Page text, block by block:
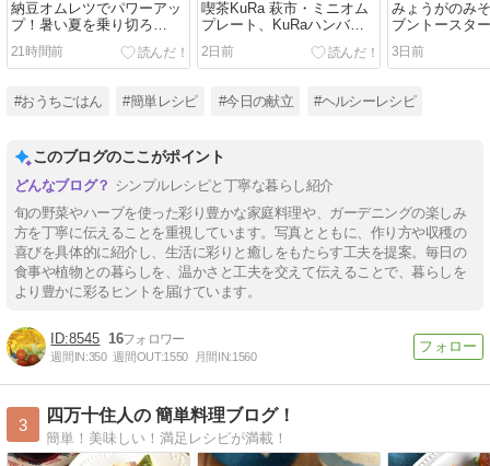
納豆オムレツでパワーアッ
プ！暑い夏を乗り切ろ
う！！
21時間前
喫茶KuRa 萩市・ミニオム
プレート、KuRaハンバー
グ、トースト。
2日前
みょうがのみ
ブントースタ
ドメニュー！
3日前
#おうちごはん #簡単レシピ #今日の献立 #ヘルシーレシピ
このブログのここがポイント
シンプルレシピと丁寧な暮らし紹介
旬の野菜やハーブを使った彩り豊かな家庭料理や、ガーデニングの楽しみ
方を丁寧に伝えることを重視しています。写真とともに、作り方や収穫の
喜びを具体的に紹介し、生活に彩りと癒しをもたらす工夫を提案。毎日の
食事や植物との暮らしを、温かさと工夫を交えて伝えることで、暮らしを
より豊かに彩るヒントを届けています。
8545 16
週間IN:350 週間OUT:1550 月間IN:1560
3
四万十住人の 簡単料理ブログ！
簡単！美味しい！満足レシピが満載！